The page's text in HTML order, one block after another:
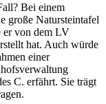
Bei einem
große Natursteintafel
er von dem LV
hat. Auch würde
­einer
C. erfährt. Sie trägt